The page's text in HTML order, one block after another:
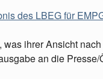
des LBEG für
, was ihrer Ansicht
an die